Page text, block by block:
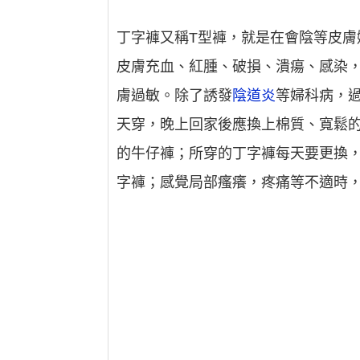
丁字褲又稱T型褲，就是在會陰等皮
皮膚充血、紅腫、破損、潰瘍、感染
膚過敏。除了誘發陰道炎等婦科病，
天穿，晚上回家後應換上棉質、寬鬆
的牛仔褲；所穿的丁字褲每天要更換
字褲；感覺局部瘙癢，疼痛等不適時